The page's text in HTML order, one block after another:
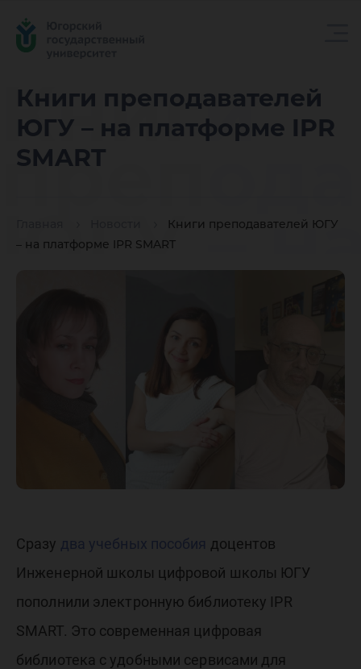
Книги преподавателей
ЮГУ – на платформе IPR
SMART
Книги преподавателей ЮГУ
– на платформе IPR SMART
Книги
ЮГУ –
SMART
Сразу два учебных пособия доцентов
Инженерной школы цифровой школы ЮГУ
пополнили электронную библиотеку IPR
SMART. Это современная цифровая
библиотека с удобными сервисами для